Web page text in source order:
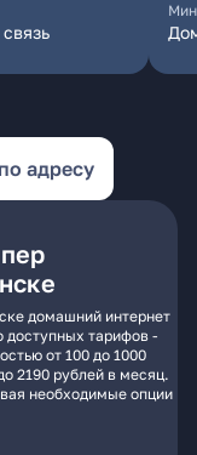
адресу
домашний интернет
доступных тарифов -
от 100 до 1000
2190 рублей в месяц.
необходимые опции